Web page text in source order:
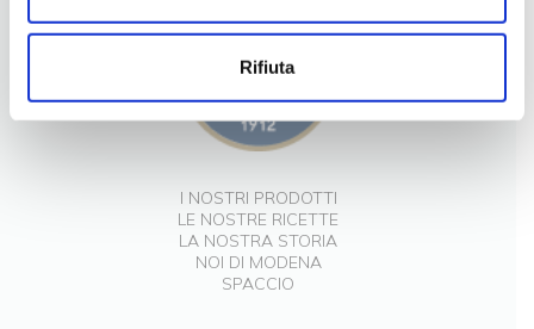
Rifiuta
I NOSTRI PRODOTTI
LE NOSTRE RICETTE
LA NOSTRA STORIA
NOI DI MODENA
SPACCIO